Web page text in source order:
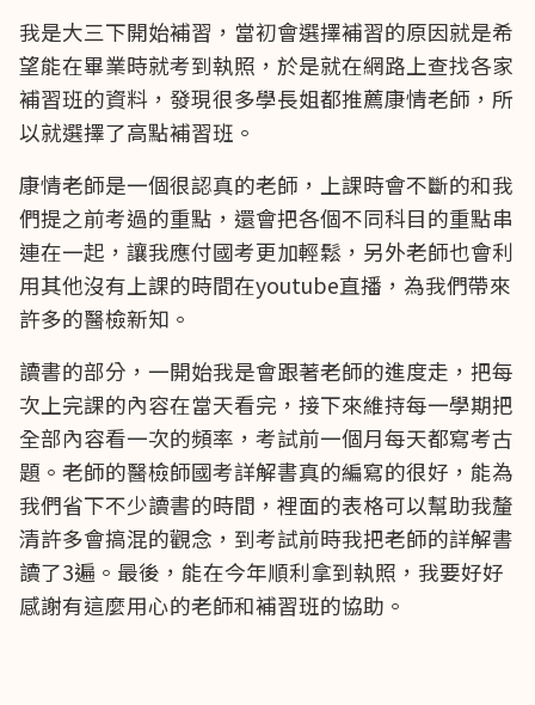
我是大三下開始補習，當初會選擇補習的原因就是希
望能在畢業時就考到執照，於是就在網路上查找各家
補習班的資料，發現很多學長姐都推薦康情老師，所
以就選擇了高點補習班。
康情老師是一個很認真的老師，上課時會不斷的和我
們提之前考過的重點，還會把各個不同科目的重點串
連在一起，讓我應付國考更加輕鬆，另外老師也會利
用其他沒有上課的時間在youtube直播，為我們帶來
許多的醫檢新知。
讀書的部分，一開始我是會跟著老師的進度走，把每
次上完課的內容在當天看完，接下來維持每一學期把
全部內容看一次的頻率，考試前一個月每天都寫考古
題。老師的醫檢師國考詳解書真的編寫的很好，能為
我們省下不少讀書的時間，裡面的表格可以幫助我釐
清許多會搞混的觀念，到考試前時我把老師的詳解書
讀了3遍。最後，能在今年順利拿到執照，我要好好
感謝有這麼用心的老師和補習班的協助。